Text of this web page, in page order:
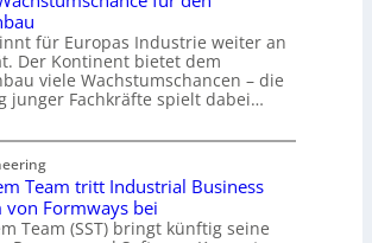
für Europas Industrie weiter an
Der Kontinent bietet dem
viele Wachstumschancen – die
junger Fachkräfte spielt dabei…
Team tritt Industrial Business
von Formways bei
Team (SST) bringt künftig seine